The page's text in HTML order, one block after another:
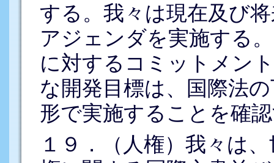
する。我々は現在及び
アジェンダを実施する
に対するコミットメン
な開発目標は、国際法
形で実施することを確
１９．（人権）我々は